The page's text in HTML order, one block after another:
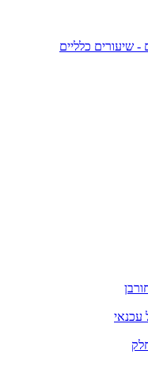
שיעורים כלליים
עכנאי